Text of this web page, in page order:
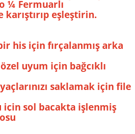
¼ Fermuarlı
eşleştirin.
his için fırçalanmış arka
uyum için bağcıklı
saklamak için file
için sol bacakta işlenmiş